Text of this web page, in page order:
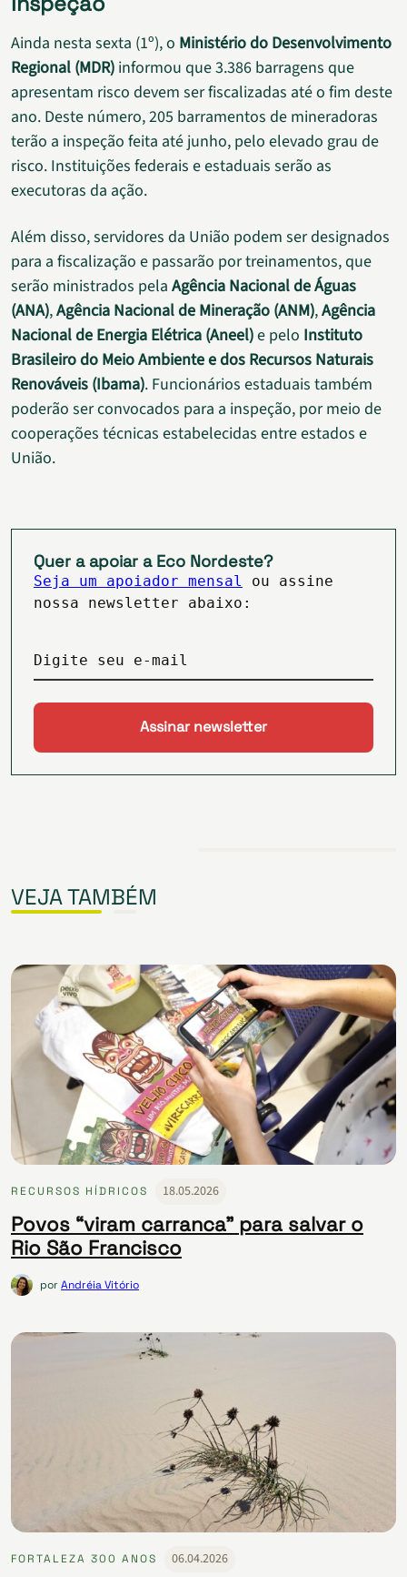
Ainda nesta sexta (1º), o Ministério do Desenvolvimento
Regional (MDR) informou que 3.386 barragens que
apresentam risco devem ser fiscalizadas até o fim deste
ano. Deste número, 205 barramentos de mineradoras
terão a inspeção feita até junho, pelo elevado grau de
risco. Instituições federais e estaduais serão as
executoras da ação.
Além disso, servidores da União podem ser designados
para a fiscalização e passarão por treinamentos, que
serão ministrados pela Agência Nacional de Águas
(ANA),Agência Nacional de Mineração (ANM),Agência
Nacional de Energia Elétrica (Aneel)e pelo Instituto
Brasileiro do Meio Ambiente e dos Recursos Naturais
Renováveis (Ibama). Funcionários estaduais também
poderão ser convocados para a inspeção, por meio de
cooperações técnicas estabelecidas entre estados e
União.
Quer a apoiar a Eco Nordeste?
Seja um apoiador mensal
ou assine
nossa newsletter abaixo:
Digite seu e-mail
VEJA TAMBÉM
RECURSOS HÍDRICOS 18.05.2026
Povos “viram carranca” para salvar o
Rio São Francisco
porAndréia Vitório
FORTALEZA 300 ANOS 06.04.2026